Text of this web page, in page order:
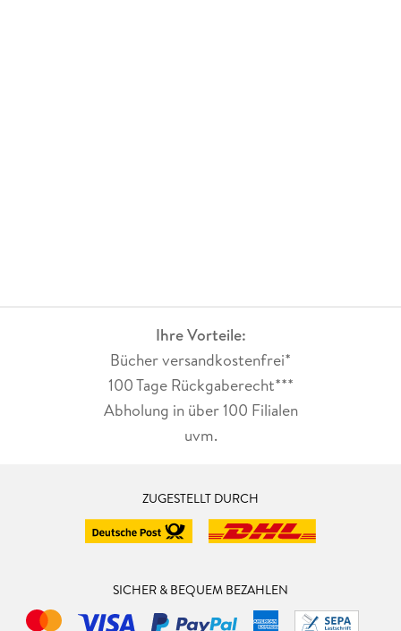
Ihre Vorteile:
Bücher versandkostenfrei*
100 Tage Rückgaberecht***
Abholung in über 100 Filialen
uvm.
ZUGESTELLT DURCH
SICHER & BEQUEM BEZAHLEN